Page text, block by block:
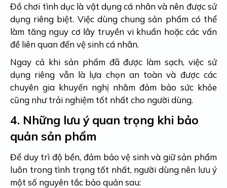
Đồ chơi tình dục là vật dụng cá nhân và nên được sử
dụng riêng biệt. Việc dùng chung sản phẩm có thể
làm tăng nguy cơ lây truyền vi khuẩn hoặc các vấn
đề liên quan đến vệ sinh cá nhân.
Ngay cả khi sản phẩm đã được làm sạch, việc sử
dụng riêng vẫn là lựa chọn an toàn và được các
chuyên gia khuyến nghị nhằm đảm bảo sức khỏe
cũng như trải nghiệm tốt nhất cho người dùng.
4. Những lưu ý quan trọng khi bảo
quản sản phẩm
Để duy trì độ bền, đảm bảo vệ sinh và giữ sản phẩm
luôn trong tình trạng tốt nhất, người dùng nên lưu ý
một số nguyên tắc bảo quản sau: